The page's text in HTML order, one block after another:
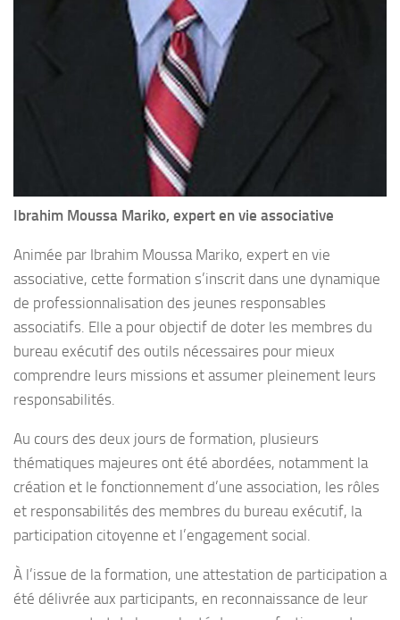
Ibrahim Moussa Mariko, expert en vie associative
Animée par Ibrahim Moussa Mariko, expert en vie
associative, cette formation s’inscrit dans une dynamique
de professionnalisation des jeunes responsables
associatifs. Elle a pour objectif de doter les membres du
bureau exécutif des outils nécessaires pour mieux
comprendre leurs missions et assumer pleinement leurs
responsabilités.
Au cours des deux jours de formation, plusieurs
thématiques majeures ont été abordées, notamment la
création et le fonctionnement d’une association, les rôles
et responsabilités des membres du bureau exécutif, la
participation citoyenne et l’engagement social.
À l’issue de la formation, une attestation de participation a
été délivrée aux participants, en reconnaissance de leur